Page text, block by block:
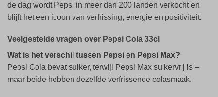
de dag wordt Pepsi in meer dan 200 landen verkocht en
blijft het een icoon van verfrissing, energie en positiviteit.
Veelgestelde vragen over Pepsi Cola 33cl
Wat is het verschil tussen Pepsi en Pepsi Max?
Pepsi Cola bevat suiker, terwijl Pepsi Max suikervrij is –
maar beide hebben dezelfde verfrissende colasmaak.